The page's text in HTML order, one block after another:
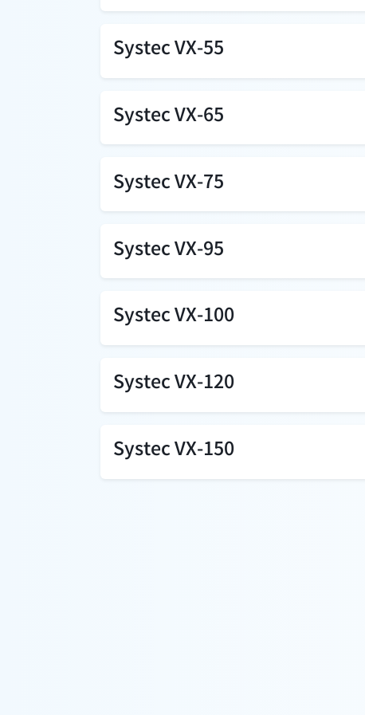
Systec VX-55
Systec VX-65
Systec VX-75
Systec VX-95
Systec VX-100
Systec VX-120
Systec VX-150